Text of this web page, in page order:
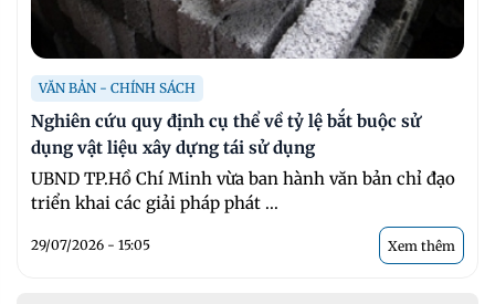
VĂN BẢN - CHÍNH SÁCH
Nghiên cứu quy định cụ thể về tỷ lệ bắt buộc sử
dụng vật liệu xây dựng tái sử dụng
UBND TP.Hồ Chí Minh vừa ban hành văn bản chỉ đạo
triển khai các giải pháp phát ...
29/07/2026 - 15:05 Xem thêm